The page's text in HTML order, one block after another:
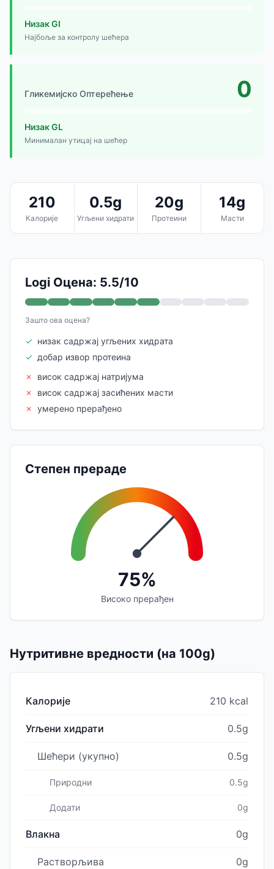
Низак GI
Најбоље за контролу шећера
Гликемијско Оптерећење 0
Низак GL
Минималан утицај на шећер
210
Калорије
0.5g
Угљени хидрати
20g
Протеини
14g
Масти
Logi Оцена: 5.5/10
Зашто ова оцена?
✓ низак садржај угљених хидрата
✓ добар извор протеина
✗
висок садржај натријума
✗
висок садржај засићених масти
✗ умерено прерађено
Степен прераде
75%
Високо прерађен
Нутритивне вредности (на 100g)
Калорије 210 kcal
Угљени хидрати 0.5g
Шећери (укупно) 0.5g
Природни 0.5g
Додати 0g
Влакна 0g
Растворљива 0g